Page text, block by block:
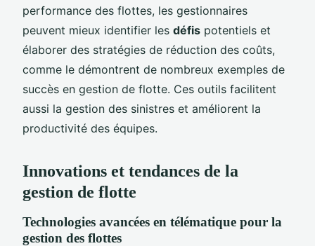
performance des flottes, les gestionnaires
peuvent mieux identifier les défis potentiels et
élaborer des stratégies de réduction des coûts,
comme le démontrent de nombreux exemples de
succès en gestion de flotte. Ces outils facilitent
aussi la gestion des sinistres et améliorent la
productivité des équipes.
Innovations et tendances de la
gestion de flotte
Technologies avancées en télématique pour la
gestion des flottes